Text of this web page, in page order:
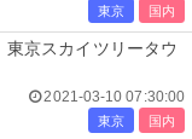
東京 国内
京スカイツリータウ
2021-03-10 07:30:00
東京 国内